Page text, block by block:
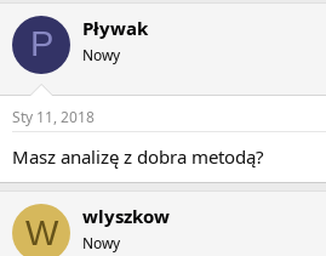
P Pływak
Nowy
Sty 11, 2018
Masz analizę z dobra metodą?
W wlyszkow
Nowy